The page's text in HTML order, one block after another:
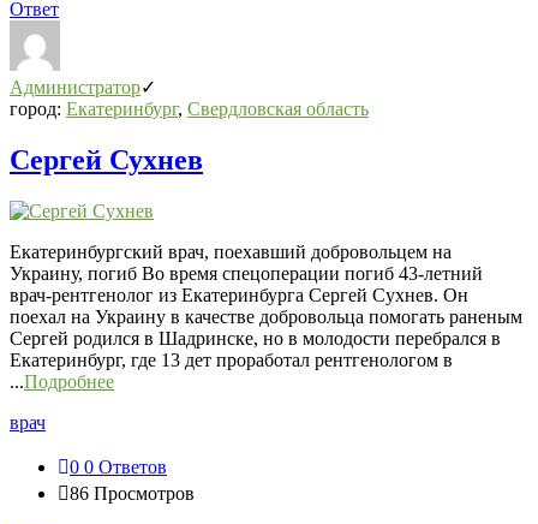
Ответ
Администратор
город: Екатеринбург, Свердловская область
Сергей Сухнев
Екатеринбургский врач, поехавший добровольцем на
Украину, погиб Во время спецоперации погиб 43-летний
врач-рентгенолог из Екатеринбурга Сергей Сухнев. Он
поехал на Украину в качестве добровольца помогать раненым
Сергей родился в Шадринске, но в молодости перебрался в
Екатеринбург, где 13 дет проработал рентгенологом в
...Подробнее
врач
0 0 Ответов
86 Просмотров